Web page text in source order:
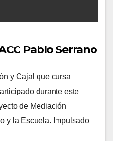
Pablo Serrano
y Cajal que cursa
durante este
de Mediación
y la Escuela. Impulsado